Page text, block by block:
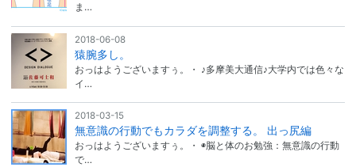
ま…
2018-06-08
猿腕多し。
おっはようございますぅ。・ ♪多摩美大通信♪大学内では色々な
イ…
2018-03-15
無意識の行動でもカラダを調整する。 出っ尻編
おっはようございますぅ。・ ◉脳と体のお勉強：無意識の行動
で…